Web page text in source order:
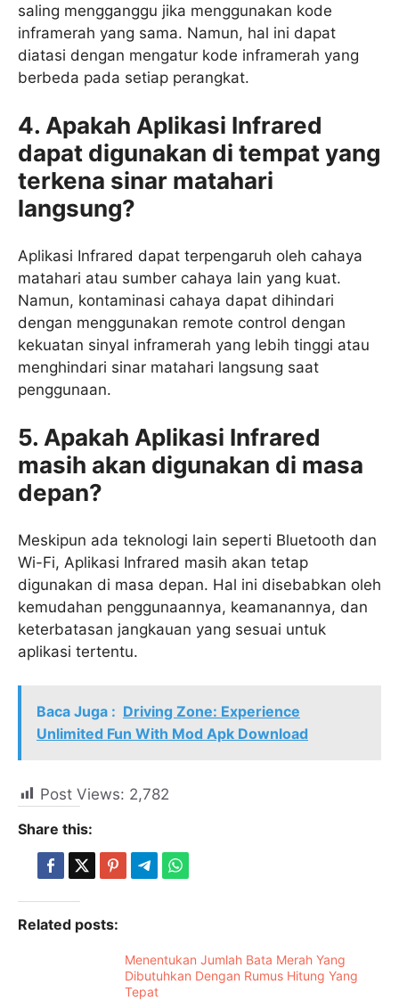
saling mengganggu jika menggunakan kode
inframerah yang sama. Namun, hal ini dapat
diatasi dengan mengatur kode inframerah yang
berbeda pada setiap perangkat.
4. Apakah Aplikasi Infrared
dapat digunakan di tempat yang
terkena sinar matahari
langsung?
Aplikasi Infrared dapat terpengaruh oleh cahaya
matahari atau sumber cahaya lain yang kuat.
Namun, kontaminasi cahaya dapat dihindari
dengan menggunakan remote control dengan
kekuatan sinyal inframerah yang lebih tinggi atau
menghindari sinar matahari langsung saat
penggunaan.
5. Apakah Aplikasi Infrared
masih akan digunakan di masa
depan?
Meskipun ada teknologi lain seperti Bluetooth dan
Wi-Fi, Aplikasi Infrared masih akan tetap
digunakan di masa depan. Hal ini disebabkan oleh
kemudahan penggunaannya, keamanannya, dan
keterbatasan jangkauan yang sesuai untuk
aplikasi tertentu.
Baca Juga : Driving Zone: Experience
Unlimited Fun With Mod Apk Download
Post Views: 2,782
Share this:
Related posts:
Menentukan Jumlah Bata Merah Yang
Dibutuhkan Dengan Rumus Hitung Yang
Tepat